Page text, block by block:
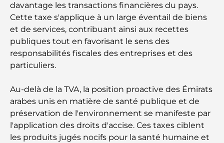
Les meilleures écoles près de Damac Hills 2 : un
guide pour les familles
Les meilleurs restaurants indiens de Dubaï : un
voyage culinaire
balade placée sous le signe du luxe et des
panoramas.
Meilleurs quartiers où vivre en famille à Dubaï :
découvrez les meilleures options
davantage les transactions financières du pays.
Cette taxe s'applique à un large éventail de biens
et de services, contribuant ainsi aux recettes
publiques tout en favorisant le sens des
responsabilités fiscales des entreprises et des
particuliers.
Au-delà de la TVA, la position proactive des Émirats
arabes unis en matière de santé publique et de
préservation de l'environnement se manifeste par
l'application des droits d'accise. Ces taxes ciblent
les produits jugés nocifs pour la santé humaine et